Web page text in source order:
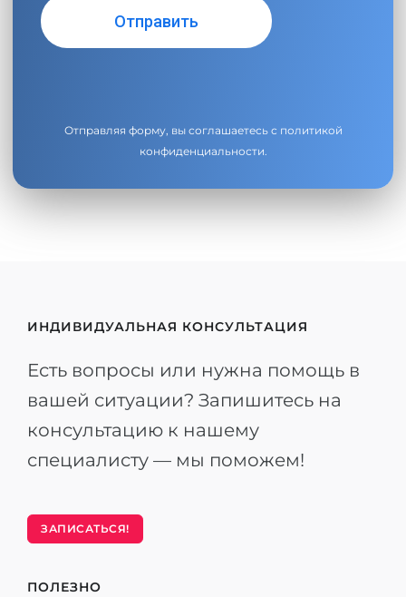
Отправляя форму, вы соглашаетесь с политикой
конфиденциальности.
ИНДИВИДУАЛЬНАЯ КОНСУЛЬТАЦИЯ
Есть вопросы или нужна помощь в
вашей ситуации? Запишитесь на
консультацию к нашему
специалисту — мы поможем!
ЗАПИСАТЬСЯ!
ПОЛЕЗНО